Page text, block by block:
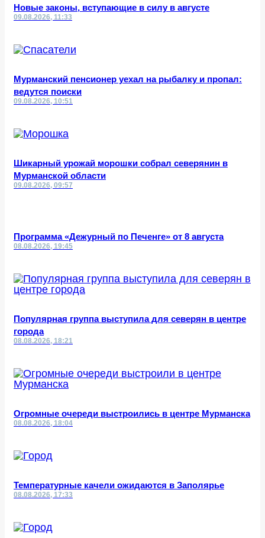
Новые законы, вступающие в силу в августе
09.08.2026, 11:33
Мурманский пенсионер уехал на рыбалку и пропал:
ведутся поиски
09.08.2026, 10:51
Шикарный урожай морошки собрал северянин в
Мурманской области
09.08.2026, 09:57
Программа «Дежурный по Печенге» от 8 августа
08.08.2026, 19:45
Популярная группа выступила для северян в центре
города
08.08.2026, 18:21
Огромные очереди выстроились в центре Мурманска
08.08.2026, 18:04
Температурные качели ожидаются в Заполярье
08.08.2026, 17:33